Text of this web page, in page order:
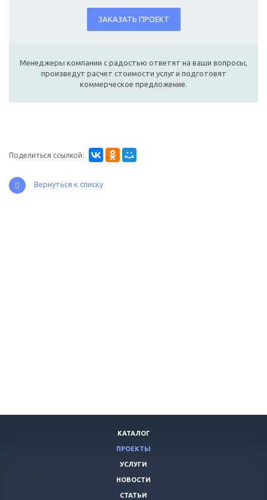
ЗАКАЗАТЬ ПРОЕКТ
Менеджеры компании с радостью ответят на ваши вопросы,
произведут расчет стоимости услуг и подготовят
коммерческое предложение.
Поделиться ссылкой:
Вернуться к списку
КАТАЛОГ
ПРОЕКТЫ
УСЛУГИ
НОВОСТИ
СТАТЬИ